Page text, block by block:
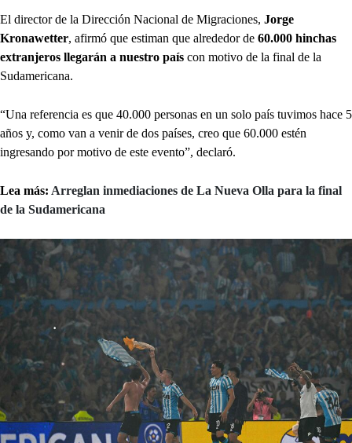
El director de la Dirección Nacional de Migraciones, Jorge
Kronawetter, afirmó que estiman que alrededor de 60.000 hinchas
extranjeros llegarán a nuestro país con motivo de la final de la
Sudamericana.
“Una referencia es que 40.000 personas en un solo país tuvimos hace 5
años y, como van a venir de dos países, creo que 60.000 estén
ingresando por motivo de este evento”, declaró.
Lea más: Arreglan inmediaciones de La Nueva Olla para la final
de la Sudamericana